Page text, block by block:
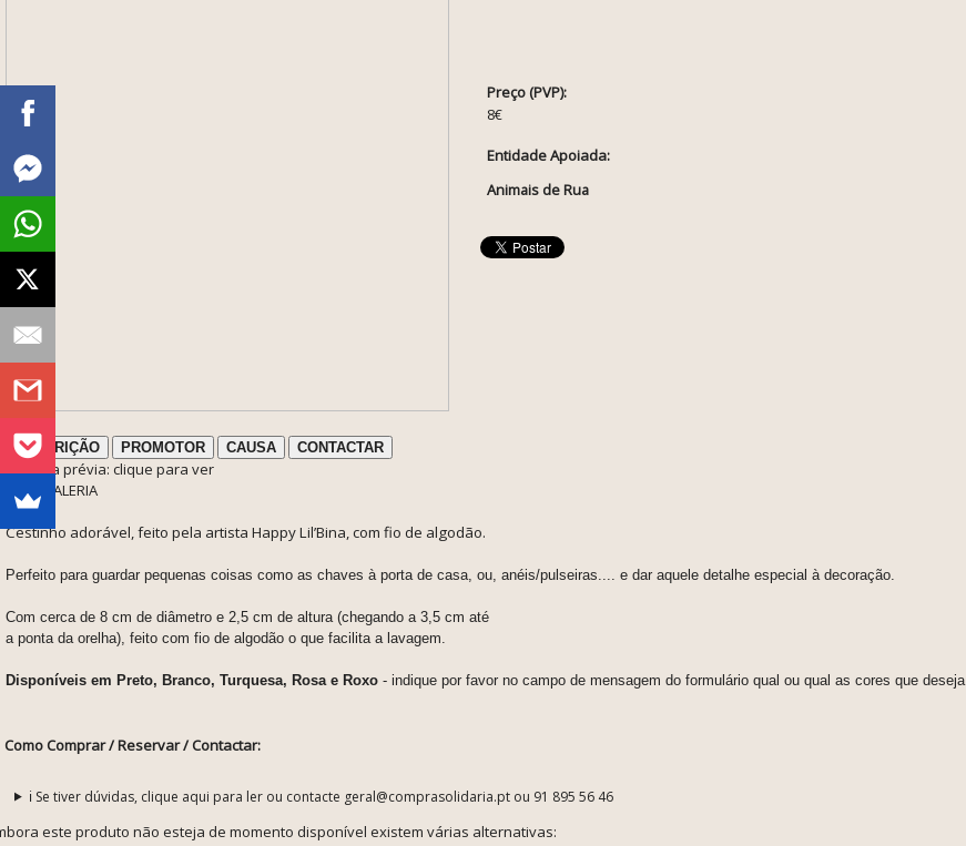
Preço (PVP):
8€
Entidade Apoiada:
Animais de Rua
DESCRIÇÃO PROMOTOR CAUSA CONTACTAR
ℹ️ Nota prévia: clique para ver
FOTOGALERIA
Cestinho adorável, feito pela artista Happy Lil’Bina, com fio de algodão.
Perfeito para guardar pequenas coisas como as chaves à porta de casa, ou, anéis/pulseiras.... e dar aquele detalhe especial à decoração.
Com cerca de 8 cm de diâmetro e 2,5 cm de altura (chegando a 3,5 cm até
a ponta da orelha), feito com fio de algodão o que facilita a lavagem.
Disponíveis em Preto, Branco, Turquesa, Rosa e Roxo - indique por favor no campo de mensagem do formulário qual ou qual as cores que deseja.
Como Comprar / Reservar / Contactar:
ℹ️ Se tiver dúvidas, clique aqui para ler ou contacte geral@comprasolidaria.pt ou 91 895 56 46
este produto não esteja de momento disponível existem várias alternativas: